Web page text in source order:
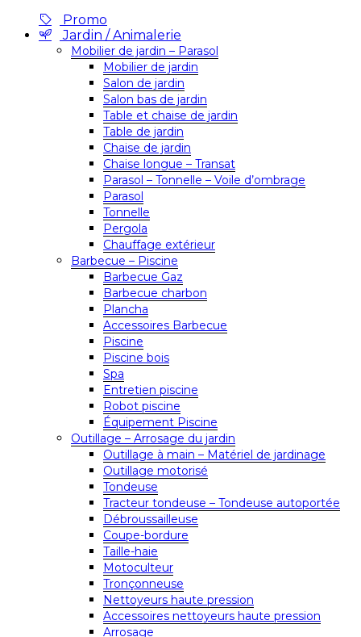
Promo
Jardin / Animalerie
Mobilier de jardin – Parasol
Mobilier de jardin
Salon de jardin
Salon bas de jardin
Table et chaise de jardin
Table de jardin
Chaise de jardin
Chaise longue – Transat
Parasol – Tonnelle – Voile d’ombrage
Parasol
Tonnelle
Pergola
Chauffage extérieur
Barbecue – Piscine
Barbecue Gaz
Barbecue charbon
Plancha
Accessoires Barbecue
Piscine
Piscine bois
Spa
Entretien piscine
Robot piscine
Équipement Piscine
Outillage – Arrosage du jardin
Outillage à main – Matériel de jardinage
Outillage motorisé
Tondeuse
Tracteur tondeuse – Tondeuse autoportée
Débroussailleuse
Coupe-bordure
Taille-haie
Motoculteur
Tronçonneuse
Nettoyeurs haute pression
Accessoires nettoyeurs haute pression
Arrosage